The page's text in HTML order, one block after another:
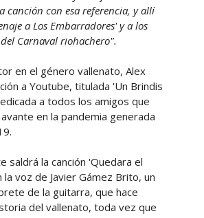
canción con esa referencia, y allí
a Los Embarradores' y a los
Carnaval riohachero".
en el género vallenato, Alex
a Youtube, titulada 'Un Brindis
a todos los amigos que
en la pandemia generada
saldrá la canción 'Quedara el
la voz de Javier Gámez Brito, un
de la guitarra, que hace
del vallenato, toda vez que